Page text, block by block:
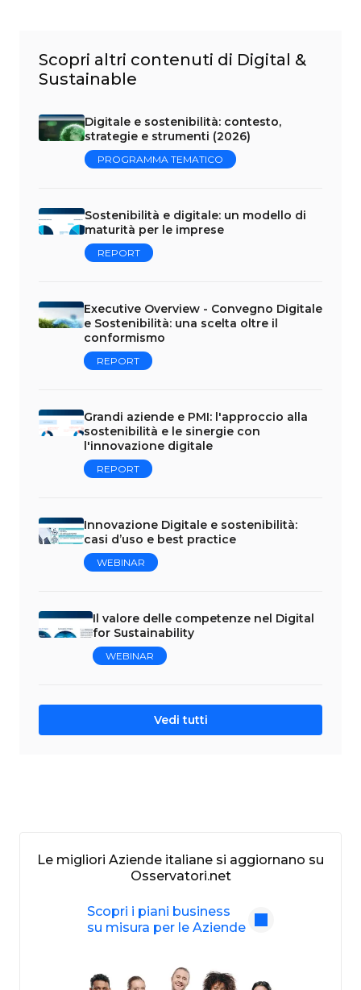
Scopri altri contenuti di Digital &
Sustainable
Digitale e sostenibilità: contesto,
strategie e strumenti (2026)
PROGRAMMA TEMATICO
Sostenibilità e digitale: un modello di
maturità per le imprese
REPORT
Executive Overview - Convegno Digitale
e Sostenibilità: una scelta oltre il
conformismo
REPORT
Grandi aziende e PMI: l'approccio alla
sostenibilità e le sinergie con
l'innovazione digitale
REPORT
Innovazione Digitale e sostenibilità:
casi d’uso e best practice
WEBINAR
Il valore delle competenze nel Digital
for Sustainability
WEBINAR
Vedi tutti
Le migliori Aziende italiane si aggiornano su
Osservatori.net
Scopri i piani business
su misura per le Aziende